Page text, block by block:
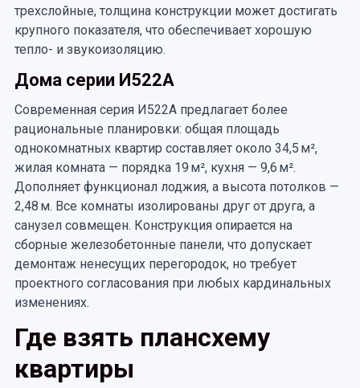
трехслойные, толщина конструкции может достигать
крупного показателя, что обеспечивает хорошую
тепло- и звукоизоляцию.
Дома серии И522А
Современная серия И522А предлагает более
рациональные планировки: общая площадь
однокомнатных квартир составляет около 34,5 м²,
жилая комната — порядка 19 м², кухня — 9,6 м².
Дополняет функционал лоджия, а высота потолков —
2,48 м. Все комнаты изолированы друг от друга, а
санузел совмещен. Конструкция опирается на
сборные железобетонные панели, что допускает
демонтаж ненесущих перегородок, но требует
проектного согласования при любых кардинальных
изменениях.
Где взять плансхему
квартиры